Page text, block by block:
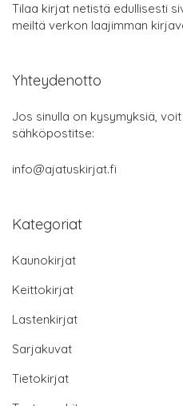
Tilaa kirjat netistä edullisesti
meiltä verkon laajimman
Yhteydenotto
Jos sinulla on kysymyksiä,
sähköpostitse:
info@ajatuskirjat.fi
Kategoriat
Kaunokirjat
Keittokirjat
Lastenkirjat
Sarjakuvat
Tietokirjat